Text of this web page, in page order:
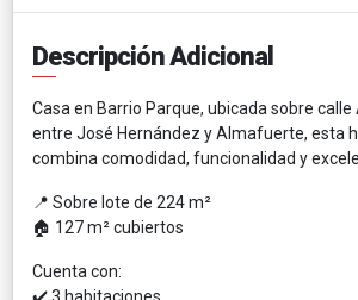
Descripción Adicional
Casa en Barrio Parque, ubicada sobre
entre José Hernández y Almafuerte, esta
combina comodidad, funcionalidad y
📍 Sobre lote de 224 m²
🏠 127 m² cubiertos
Cuenta con: